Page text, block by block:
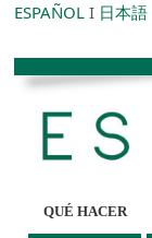
ESPAÑOL I 日本語
QUÉ HACER